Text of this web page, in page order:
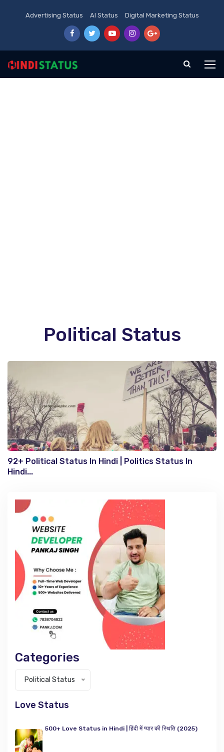
Advertising Status AI Status Digital Marketing Status
Political Status
92+ Political Status In Hindi | Politics Status In
Hindi...
Categories
Categories
Political Status
Love Status
500+ Love Status in Hindi | हिंदी में प्यार की स्थिति (2025)